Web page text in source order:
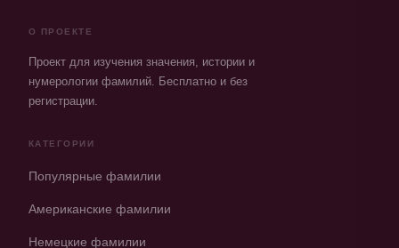
О ПРОЕКТЕ
Проект для изучения значения, истории и
нумерологии фамилий. Бесплатно и без
регистрации.
КАТЕГОРИИ
Популярные фамилии
Американские фамилии
Немецкие фамилии